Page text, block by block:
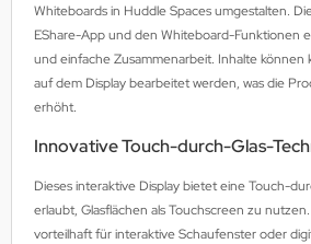
Whiteboards in Huddle Spaces umgestalten.
EShare-App und den Whiteboard-Funktionen
und einfache Zusammenarbeit. Inhalte können
auf dem Display bearbeitet werden, was die
erhöht.
Innovative Touch-durch-Glas-
Dieses interaktive Display bietet eine Touch-
erlaubt, Glasflächen als Touchscreen zu
vorteilhaft für interaktive Schaufenster oder